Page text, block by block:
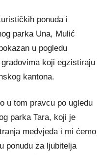
ponuda i
parka Una, Mulić
u pogledu
koji egzistiraju
kantona.
u tom pravcu po ugledu
parka Tara, koji je
medvjeda i mi ćemo
ponudu za ljubitelja